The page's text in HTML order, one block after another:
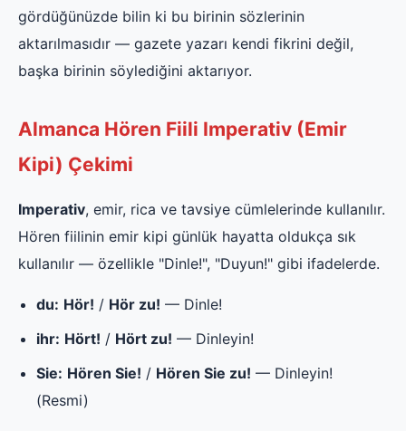
gördüğünüzde bilin ki bu birinin sözlerinin
aktarılmasıdır — gazete yazarı kendi fikrini değil,
başka birinin söylediğini aktarıyor.
Almanca Hören Fiili Imperativ (Emir
Kipi) Çekimi
Imperativ, emir, rica ve tavsiye cümlelerinde kullanılır.
Hören fiilinin emir kipi günlük hayatta oldukça sık
kullanılır — özellikle "Dinle!", "Duyun!" gibi ifadelerde.
du: Hör! / Hör zu! — Dinle!
ihr: Hört! / Hört zu! — Dinleyin!
Sie: Hören Sie! / Hören Sie zu! — Dinleyin!
(Resmi)